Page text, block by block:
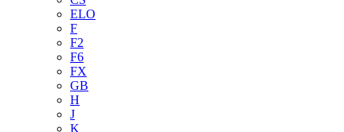
ELO
F
F2
F6
FX
GB
H
J
K